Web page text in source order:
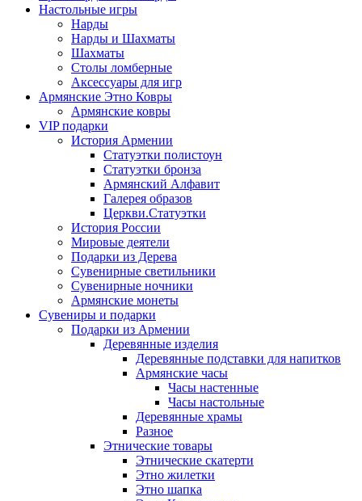
Настольные игры
Нарды
Нарды и Шахматы
Шахматы
Столы ломберные
Аксессуары для игр
Армянские Этно Ковры
Армянские ковры
VIP подарки
История Армении
Статуэтки полистоун
Статуэтки бронза
Армянский Алфавит
Галерея образов
Церкви.Статуэтки
История России
Мировые деятели
Подарки из Дерева
Сувенирные светильники
Сувенирные ночники
Армянские монеты
Сувениры и подарки
Подарки из Армении
Деревянные изделия
Деревянные подставки для напитков
Армянские часы
Часы настенные
Часы настольные
Деревянные храмы
Разное
Этнические товары
Этнические скатерти
Этно жилетки
Этно шапка